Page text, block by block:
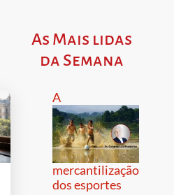
As Mais lidas
da Semana
A
mercantilização
dos esportes